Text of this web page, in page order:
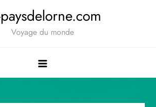
Voyage du monde